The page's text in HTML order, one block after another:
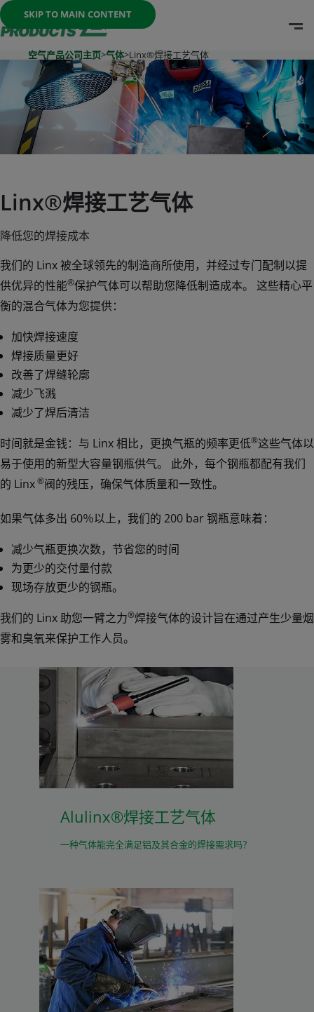
SKIP TO MAIN CONTENT
Once the menu is open you can move between options
空气产品公司主页>气体>Linx®焊接工艺气体
Linx®焊接工艺气体
降低您的焊接成本
我们的 Linx 被全球领先的制造商所使用，并经过专门配制以提
供优异的性能®保护气体可以帮助您降低制造成本。 这些精心平
衡的混合气体为您提供：
加快焊接速度
焊接质量更好
改善了焊缝轮廓
减少飞溅
减少了焊后清洁
时间就是金钱：与 Linx 相比，更换气瓶的频率更低®这些气体以
易于使用的新型大容量钢瓶供气。 此外，每个钢瓶都配有我们
的 Linx®阀的残压，确保气体质量和一致性。
如果气体多出 60％以上，我们的 200 bar 钢瓶意味着：
减少气瓶更换次数，节省您的时间
为更少的交付量付款
现场存放更少的钢瓶。
我们的 Linx 助您一臂之力®焊接气体的设计旨在通过产生少量烟
雾和臭氧来保护工作人员。
产品
Alulinx®焊接工艺气体
一种气体能完全满足铝及其合金的焊接需求吗？